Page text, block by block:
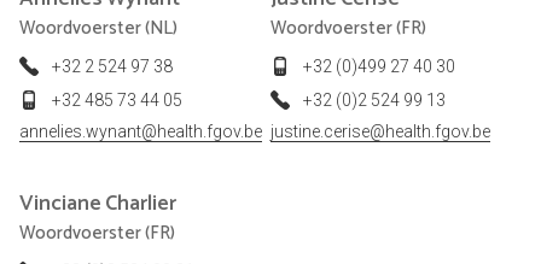
Woordvoerster (NL)
+32 2 524 97 38
+32 485 73 44 05
annelies.wynant@health.fgov.be
Woordvoerster (FR)
+32 (0)499 27 40 30
+32 (0)2 524 99 13
justine.cerise@health.fgov.be
VincianeCharlier
Woordvoerster (FR)